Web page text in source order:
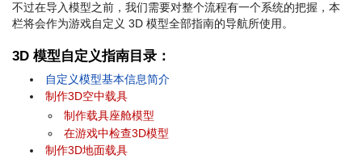
不过在导入模型之前，我们需要对整个流程有一个系统的把握，本
栏将会作为游戏自定义 3D 模型全部指南的导航所使用。
3D 模型自定义指南目录：
自定义模型基本信息简介
制作3D空中载具
制作载具座舱模型
在游戏中检查3D模型
制作3D地面载具